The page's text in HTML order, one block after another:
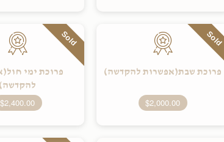
Sold
פרוכת שבת(אפשרות להקדשה)
$2,000.00
Sold
פרוכת ימי
$2,400.00